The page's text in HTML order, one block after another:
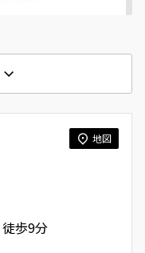
地図
徒歩9分